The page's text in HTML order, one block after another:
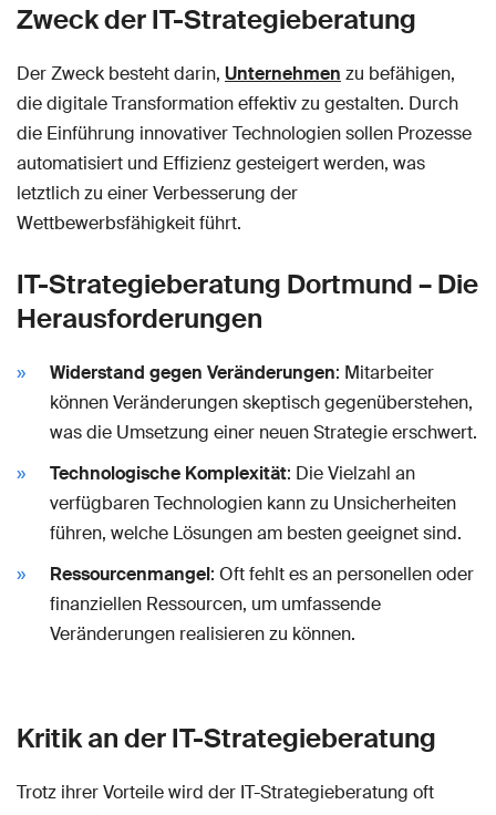
Zweck der IT-Strategieberatung
Der Zweck besteht darin, Unternehmen zu befähigen,
die digitale Transformation effektiv zu gestalten. Durch
die Einführung innovativer Technologien sollen Prozesse
automatisiert und Effizienz gesteigert werden, was
letztlich zu einer Verbesserung der
Wettbewerbsfähigkeit führt.
IT-Strategieberatung Dortmund – Die
Herausforderungen
Widerstand gegen Veränderungen: Mitarbeiter
können Veränderungen skeptisch gegenüberstehen,
was die Umsetzung einer neuen Strategie erschwert.
Technologische Komplexität: Die Vielzahl an
verfügbaren Technologien kann zu Unsicherheiten
führen, welche Lösungen am besten geeignet sind.
Ressourcenmangel: Oft fehlt es an personellen oder
finanziellen Ressourcen, um umfassende
Veränderungen realisieren zu können.
Kritik an der IT-Strategieberatung
Trotz ihrer Vorteile wird der IT-Strategieberatung oft